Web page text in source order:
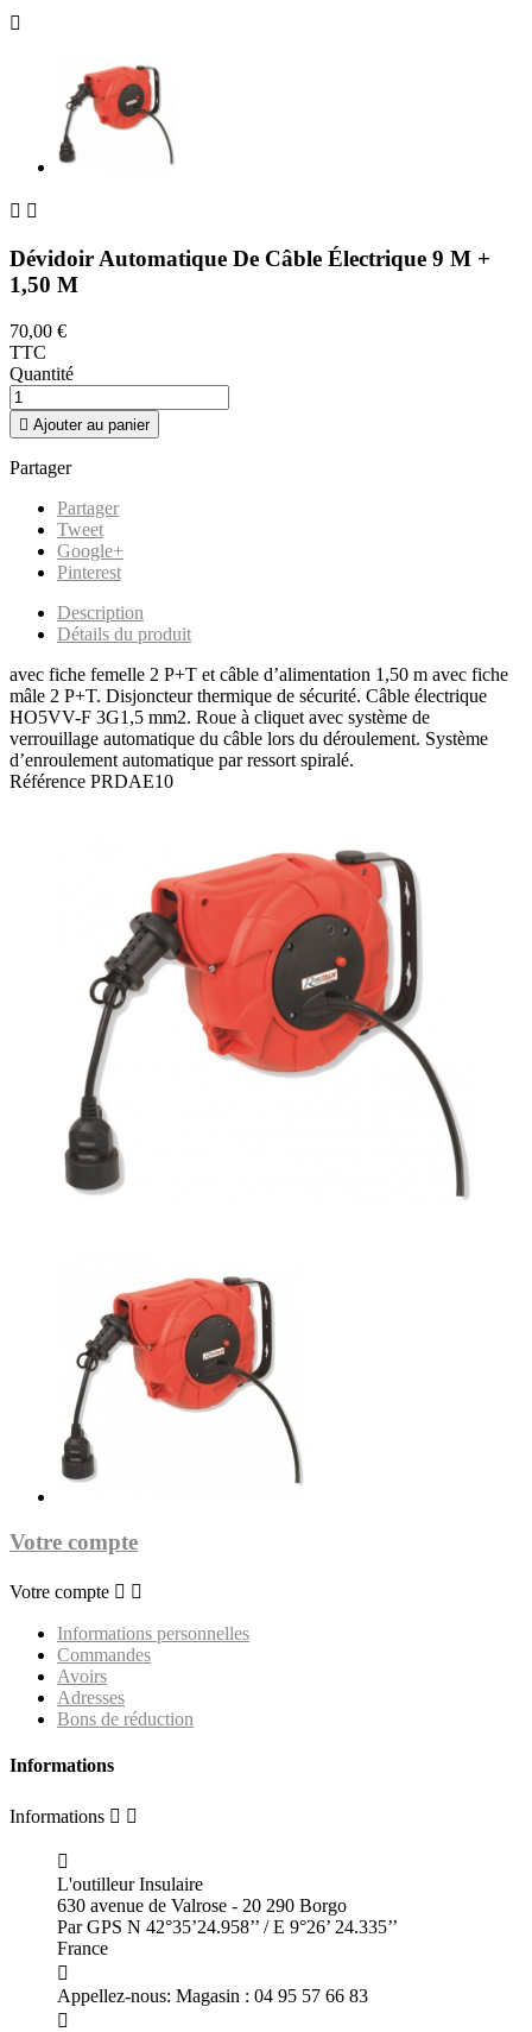

 
Dévidoir Automatique De Câble Électrique 9 M +
1,50 M
70,00 €
TTC
Quantité
 Ajouter au panier
Partager
Partager
Tweet
Google+
Pinterest
Description
Détails du produit
avec fiche femelle 2 P+T et câble d’alimentation 1,50 m avec fiche
mâle 2 P+T. Disjoncteur thermique de sécurité. Câble électrique
HO5VV-F 3G1,5 mm2. Roue à cliquet avec système de
verrouillage automatique du câble lors du déroulement. Système
d’enroulement automatique par ressort spiralé.
Référence PRDAE10
Votre compte
Votre compte  
Informations personnelles
Commandes
Avoirs
Adresses
Bons de réduction
Informations
Informations  

L'outilleur Insulaire
630 avenue de Valrose - 20 290 Borgo
Par GPS N 42°35’24.958’’ / E 9°26’ 24.335’’
France

Appellez-nous: Magasin : 04 95 57 66 83
